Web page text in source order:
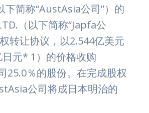
下简称“AustAsia公司”）的
（以下简称“Japfa公
转让协议，以2.544亿美元
日元* 1）的价格收购
25.0％的股份。在完成股权
公司将成日本明治的